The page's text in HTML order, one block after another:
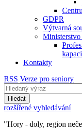
GDPR
Výtvarná
Kontakty
RSS Verze pro seniory
Hledat
rozšířené vyhledávání
"Hory - doly, region